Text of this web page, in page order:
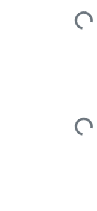
Loading...
Loading...